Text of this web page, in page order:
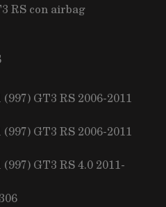
RS con airbag
GT3 RS 2006-2011
GT3 RS 2006-2011
GT3 RS 4.0 2011-